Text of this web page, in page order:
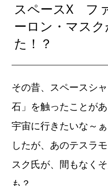
スペースX フ
ーロン・マス
た！？
その昔、スペースシ
石」を触ったことが
宇宙に行きたいな～
したが、あのテスラ
スク氏が、間もなく